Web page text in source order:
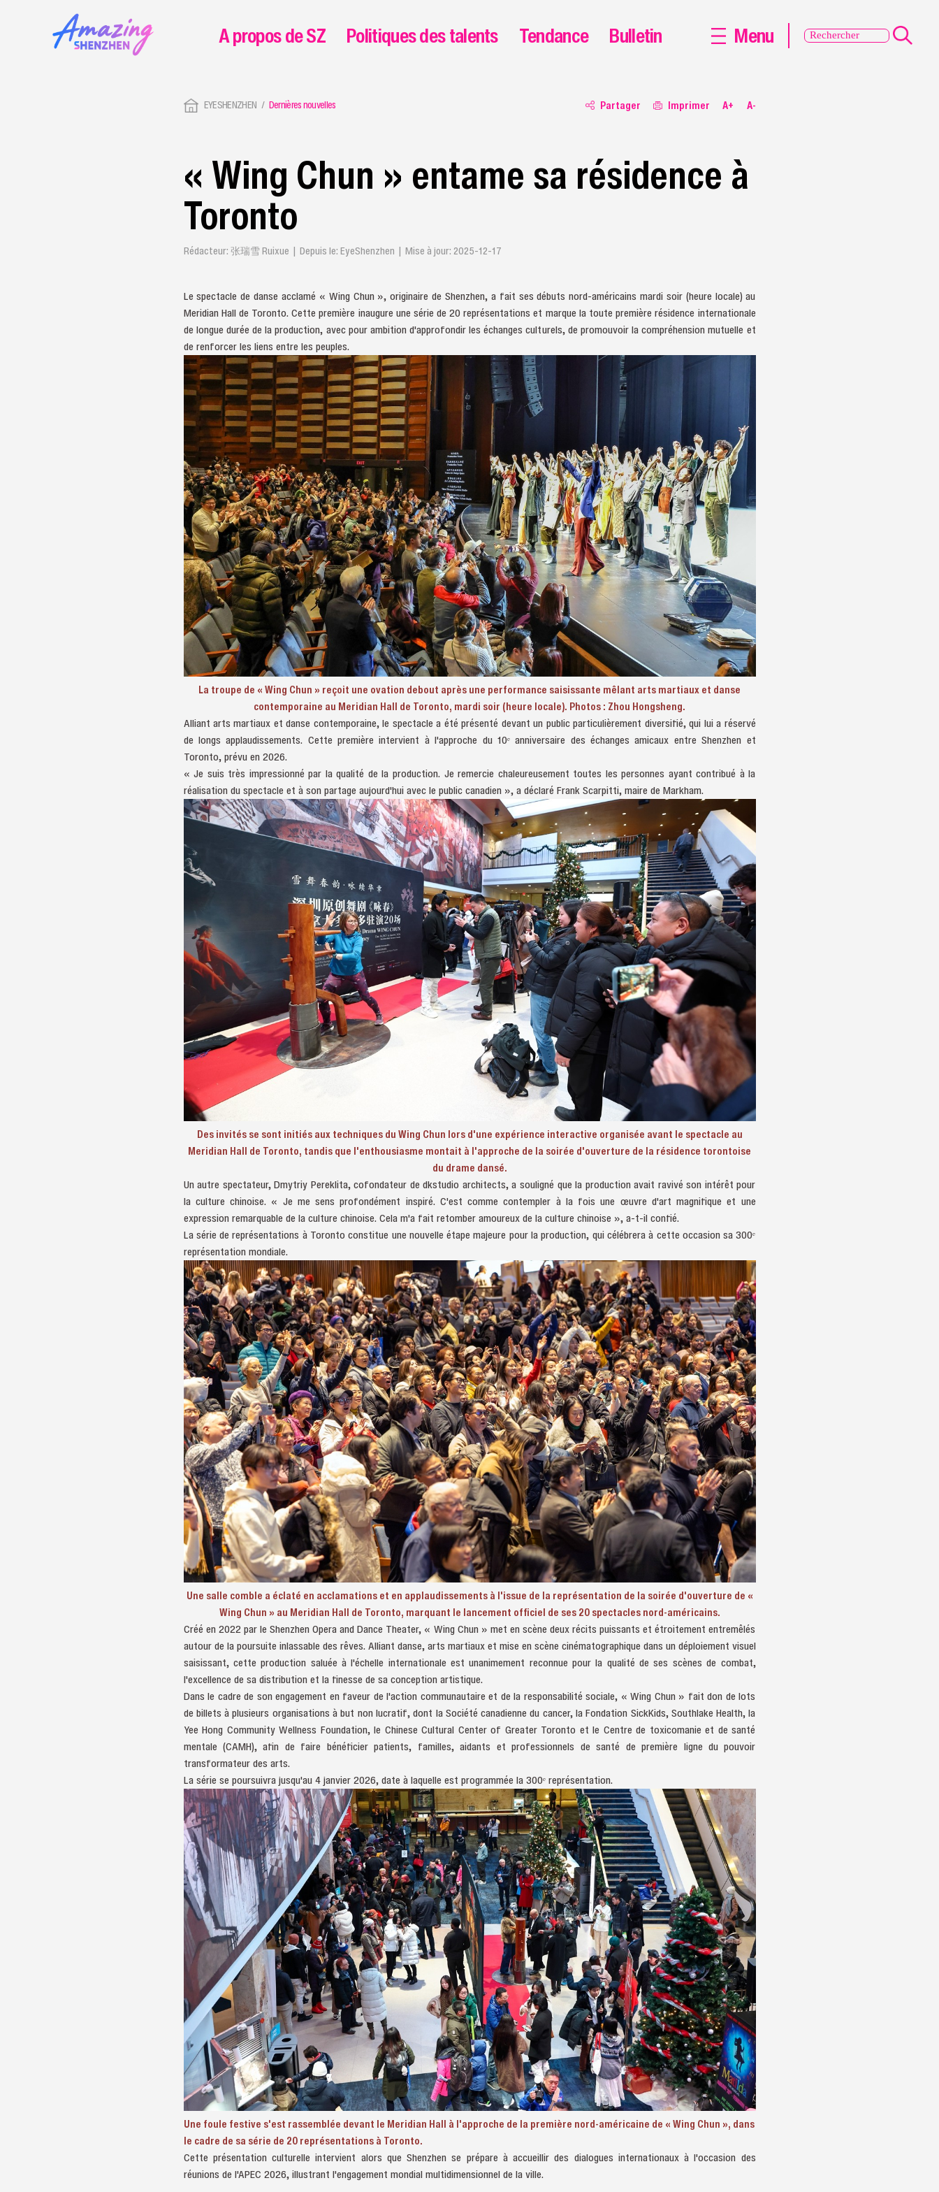
EYESHENZHEN Dernières nouvelles Partager Imprimer A+ A-
« Wing Chun » entame sa résidence à
Toronto
Rédacteur: 张瑞雪 Ruixue | Depuis le: EyeShenzhen | Mise à jour: 2025-12-17
Le spectacle de danse acclamé « Wing Chun », originaire de Shenzhen, a fait ses débuts nord-américains mardi soir (heure locale) au
Meridian Hall de Toronto. Cette première inaugure une série de 20 représentations et marque la toute première résidence internationale
de longue durée de la production, avec pour ambition d'approfondir les échanges culturels, de promouvoir la compréhension mutuelle et
de renforcer les liens entre les peuples.
La troupe de « Wing Chun » reçoit une ovation debout après une performance saisissante mêlant arts martiaux et danse
contemporaine au Meridian Hall de Toronto, mardi soir (heure locale). Photos : Zhou Hongsheng.
Alliant arts martiaux et danse contemporaine, le spectacle a été présenté devant un public particulièrement diversifié, qui lui a réservé
de longs applaudissements. Cette première intervient à l'approche du 10ᵉ anniversaire des échanges amicaux entre Shenzhen et
Toronto, prévu en 2026.
« Je suis très impressionné par la qualité de la production. Je remercie chaleureusement toutes les personnes ayant contribué à la
réalisation du spectacle et à son partage aujourd'hui avec le public canadien », a déclaré Frank Scarpitti, maire de Markham.
Des invités se sont initiés aux techniques du Wing Chun lors d'une expérience interactive organisée avant le spectacle au
Meridian Hall de Toronto, tandis que l'enthousiasme montait à l'approche de la soirée d'ouverture de la résidence torontoise
du drame dansé.
Un autre spectateur, Dmytriy Pereklita, cofondateur de dkstudio architects, a souligné que la production avait ravivé son intérêt pour
la culture chinoise. « Je me sens profondément inspiré. C'est comme contempler à la fois une œuvre d'art magnifique et une
expression remarquable de la culture chinoise. Cela m'a fait retomber amoureux de la culture chinoise », a-t-il confié.
La série de représentations à Toronto constitue une nouvelle étape majeure pour la production, qui célébrera à cette occasion sa 300ᵉ
représentation mondiale.
Une salle comble a éclaté en acclamations et en applaudissements à l'issue de la représentation de la soirée d'ouverture de «
Wing Chun » au Meridian Hall de Toronto, marquant le lancement officiel de ses 20 spectacles nord-américains.
Créé en 2022 par le Shenzhen Opera and Dance Theater, « Wing Chun » met en scène deux récits puissants et étroitement entremêlés
autour de la poursuite inlassable des rêves. Alliant danse, arts martiaux et mise en scène cinématographique dans un déploiement visuel
saisissant, cette production saluée à l'échelle internationale est unanimement reconnue pour la qualité de ses scènes de combat,
l'excellence de sa distribution et la finesse de sa conception artistique.
Dans le cadre de son engagement en faveur de l'action communautaire et de la responsabilité sociale, « Wing Chun » fait don de lots
de billets à plusieurs organisations à but non lucratif, dont la Société canadienne du cancer, la Fondation SickKids, Southlake Health, la
Yee Hong Community Wellness Foundation, le Chinese Cultural Center of Greater Toronto et le Centre de toxicomanie et de santé
mentale (CAMH), afin de faire bénéficier patients, familles, aidants et professionnels de santé de première ligne du pouvoir
transformateur des arts.
La série se poursuivra jusqu'au 4 janvier 2026, date à laquelle est programmée la 300ᵉ représentation.
Une foule festive s'est rassemblée devant le Meridian Hall à l'approche de la première nord-américaine de « Wing Chun », dans
le cadre de sa série de 20 représentations à Toronto.
Cette présentation culturelle intervient alors que Shenzhen se prépare à accueillir des dialogues internationaux à l'occasion des
réunions de l'APEC 2026, illustrant l'engagement mondial multidimensionnel de la ville.
A propos de SZ Politiques des talents Tendance Bulletin Menu